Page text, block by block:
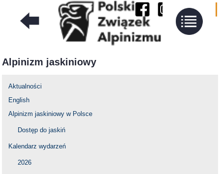
Alpinizm jaskiniowy
Aktualności
English
Alpinizm jaskiniowy w Polsce
Dostęp do jaskiń
Kalendarz wydarzeń
2026